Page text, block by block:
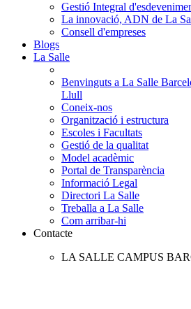
Gestió Integral
La innovació, ADN de La
Consell d'empreses
Blogs
La Salle
Benvinguts a La Salle
Llull
Coneix-nos
Organització i estructura
Escoles i Facultats
Gestió de la qualitat
Model acadèmic
Portal de Transparència
Informació Legal
Directori La Salle
Treballa a La Salle
Com arribar-hi
Contacte
LA SALLE CAMPUS